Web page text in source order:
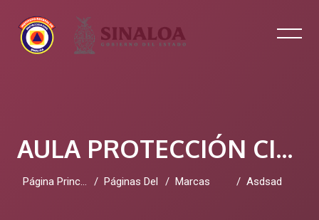
AULA PROTECCIÓN CIVIL SINALOA
Página Principal Páginas Del SitioMarcas Asdsad